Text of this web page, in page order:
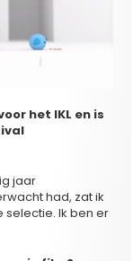
het IKL en is
jaar
had, zat ik
Ik ben er